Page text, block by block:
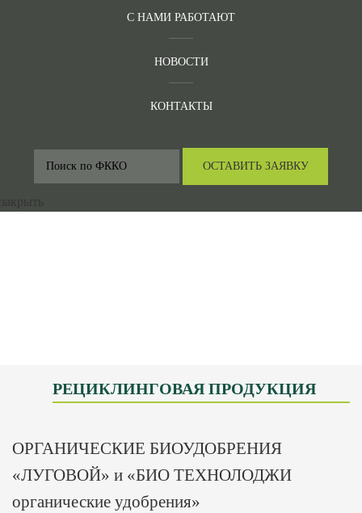
С НАМИ РАБОТАЮТ
НОВОСТИ
КОНТАКТЫ
ОСТАВИТЬ ЗАЯВКУ
РЕЦИКЛИНГОВАЯ ПРОДУКЦИЯ
ОРГАНИЧЕСКИЕ БИОУДОБРЕНИЯ
«ЛУГОВОЙ» и «БИО ТЕХНОЛОДЖИ
органические удобрения»